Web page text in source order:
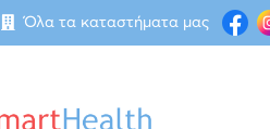
Όλα τα καταστήματα μας